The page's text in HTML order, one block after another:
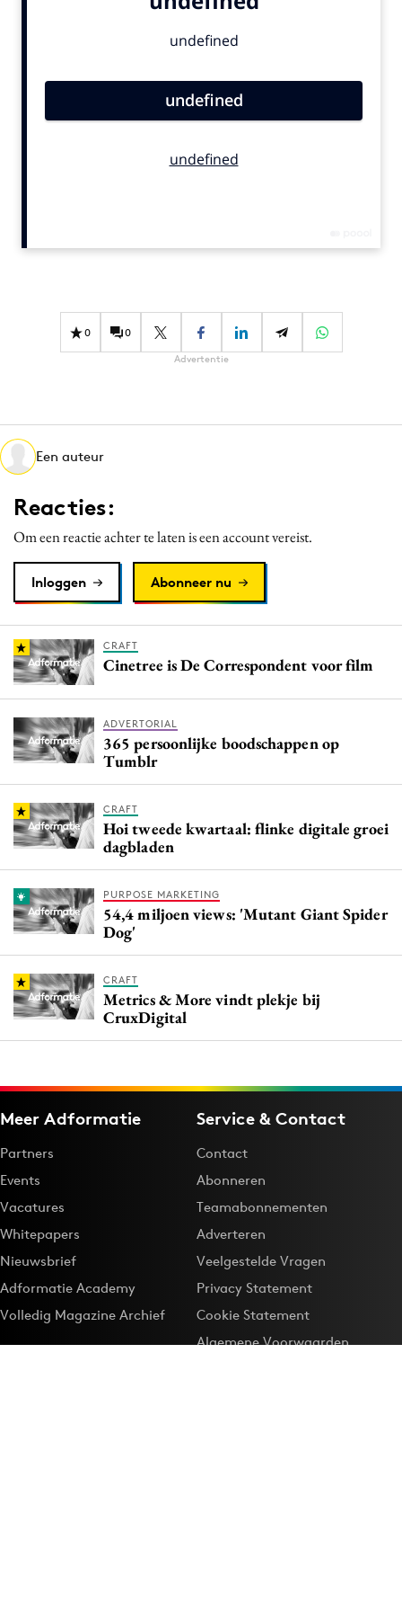
Gedragsverandering
Influencer marketing
Media
Merkstrategie
PR
Programmatic
Purpose Marketing
0 0
Advertentie
Een auteur
Reacties:
Om een reactie achter te laten is een account vereist.
Inloggen Abonneer nu
CRAFT
Cinetree is De Correspondent voor film
ADVERTORIAL
365 persoonlijke boodschappen op
Tumblr
CRAFT
Hoi tweede kwartaal: flinke digitale groei
dagbladen
PURPOSE MARKETING
54,4 miljoen views: 'Mutant Giant Spider
Dog'
CRAFT
Metrics & More vindt plekje bij
CruxDigital
Meer Adformatie
Partners
Events
Vacatures
Whitepapers
Nieuwsbrief
Adformatie Academy
Volledig Magazine Archief
Service & Contact
Contact
Abonneren
Teamabonnementen
Adverteren
Veelgestelde Vragen
Privacy Statement
Cookie Statement
Algemene Voorwaarden